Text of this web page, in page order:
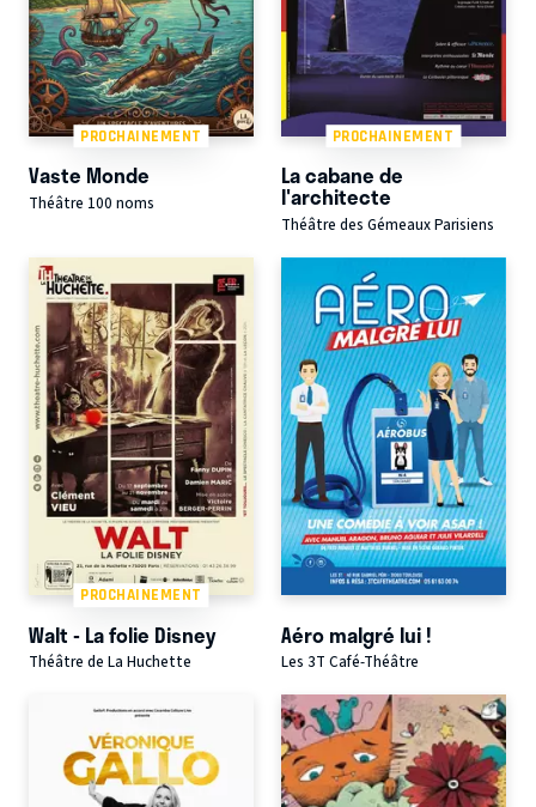
PROCHAINEMENT
Vaste Monde
Théâtre 100 noms
PROCHAINEMENT
La cabane de
l'architecte
Théâtre des Gémeaux Parisiens
PROCHAINEMENT
Walt - La folie Disney
Théâtre de La Huchette
Aéro malgré lui !
Les 3T Café-Théâtre